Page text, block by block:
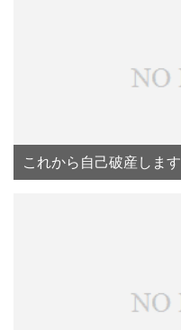
これから自己破産します